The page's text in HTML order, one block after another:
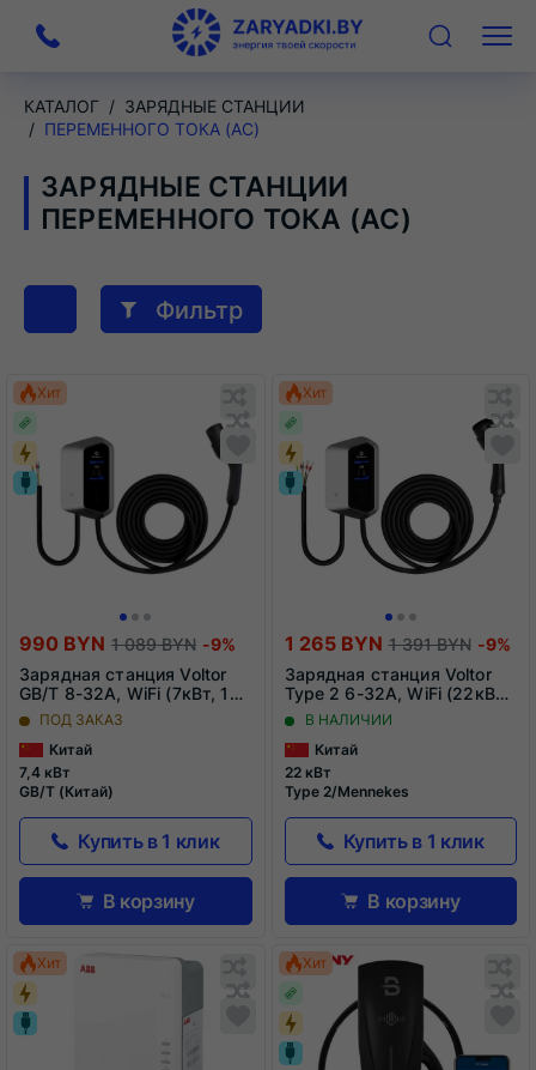
На
главную
Меню
КАТАЛОГ
ЗАРЯДНЫЕ СТАНЦИИ
ПЕРЕМЕННОГО ТОКА (AC)
ЗАРЯДНЫЕ СТАНЦИИ
ПЕРЕМЕННОГО ТОКА (AC)
Фильтр
Сортировка
Хит
990 BYN 1 089 BYN -9%
Зарядная станция Voltor
GB/T 8-32A, WiFi (7кВт, 1
фаза)
Обновляю
список...
Обновляю
список...
Добавить
список
сравнения
ПОД ЗАКАЗ
Китай
7,4 кВт
GB/T (Китай)
Купить в 1 клик
В корзину
Хит
1 265 BYN 1 391 BYN -9%
Зарядная станция Voltor
Type 2 6-32A, WiFi (22кВт,
3 фазы)
В НАЛИЧИИ
Китай
22 кВт
Type 2/Mennekes
Купить в 1 клик
В корзину
Хит
Обновляю
список...
Обновляю
список...
Добавить
список
сравнения
Хит